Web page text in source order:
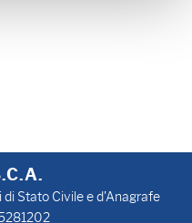
Stato Civile e d'Anagrafe